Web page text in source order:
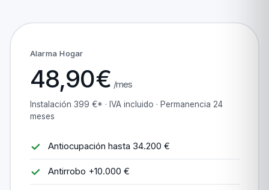
Alarma Hogar
48,90€ /mes
Instalación 399 €* · IVA incluido · Permanencia 24
meses
Antiocupación hasta 34.200 €
Antirrobo +10.000 €